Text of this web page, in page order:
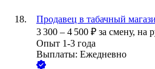
Продавец в табачный
3 300 – 4 500 ₽ за смену, на
Опыт 1-3 года
Выплаты: Ежедневно